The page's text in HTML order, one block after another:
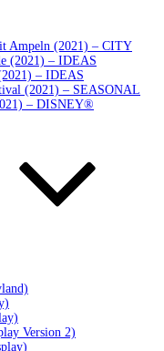
Ampeln (2021) – CITY
(2021) – IDEAS
– IDEAS
(2021) – SEASONAL
– DISNEY®
Version 2)